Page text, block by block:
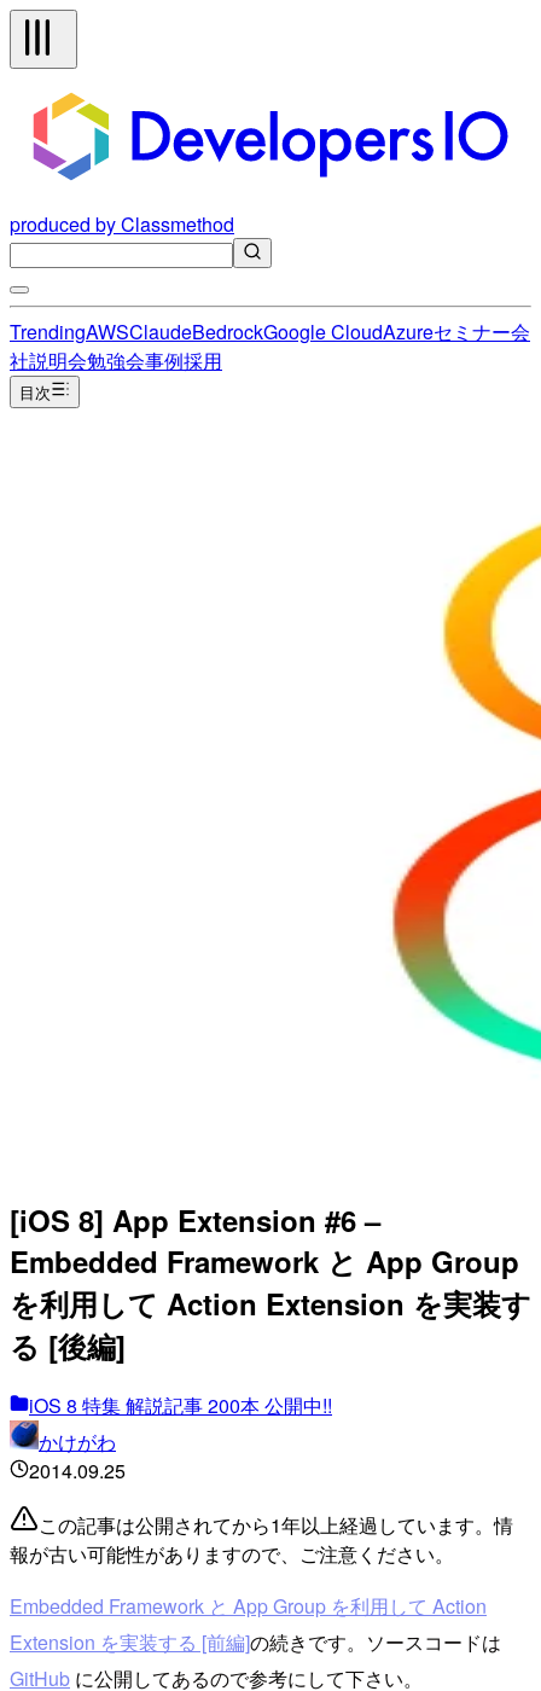
produced by Classmethod
TrendingAWSClaudeBedrockGoogle CloudAzureセミナー会
社説明会勉強会事例採用
目次
[iOS 8] App Extension #6 –
Embedded Framework と App Group
を利用して Action Extension を実装す
る [後編]
iOS 8 特集 解説記事 200本 公開中!!
かけがわ
2014.09.25
この記事は公開されてから1年以上経過しています。情
報が古い可能性がありますので、ご注意ください。
Embedded Framework と App Group を利用して Action
Extension を実装する [前編]の続きです。ソースコードは
GitHub に公開してあるので参考にして下さい。